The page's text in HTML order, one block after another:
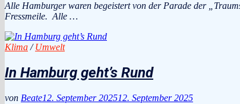
Alle Hamburger waren begeistert von der Parade der
Fressmeile. Alle …
Klima /Umwelt
In Hamburg geht’s Rund
von Beate12. September 202512. September 2025